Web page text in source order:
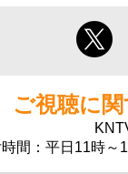
ご視聴に
間：平日11時～